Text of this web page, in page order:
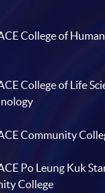
College of
College of Life
Community
Po Leung Kuk
College